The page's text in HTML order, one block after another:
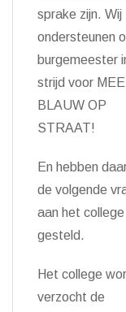
sprake zijn. Wij
ondersteunen
burgemeester
strijd voor
BLAUW OP
STRAAT!
En hebben
de volgende
aan het college
gesteld.
Het college
verzocht de